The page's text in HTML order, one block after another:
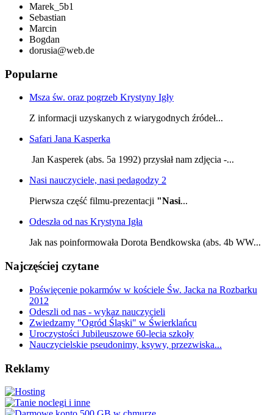
Marek_5b1
Sebastian
Marcin
Bogdan
dorusia@web.de
Popularne
Msza św. oraz pogrzeb Krystyny Igły
Z informacji uzyskanych z wiarygodnych źródeł...
Safari Jana Kasperka
Jan Kasperek (abs. 5a 1992) przysłał nam zdjęcia -...
Nasi nauczyciele, nasi pedagodzy 2
Pierwsza część filmu-prezentacji "Nasi...
Odeszła od nas Krystyna Igła
Jak nas poinformowała Dorota Bendkowska (abs. 4b WW...
Najczęściej czytane
Poświęcenie pokarmów w kościele Św. Jacka na Rozbarku
2012
Odeszli od nas - wykaz nauczycieli
Zwiedzamy "Ogród Śląski" w Świerklańcu
Uroczystości Jubileuszowe 60-lecia szkoły
Nauczycielskie pseudonimy, ksywy, przezwiska...
Reklamy